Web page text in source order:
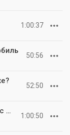
1:00:37
50:56
52:50
Ричард Фейнман. Красавец с нобелем
1:00:50